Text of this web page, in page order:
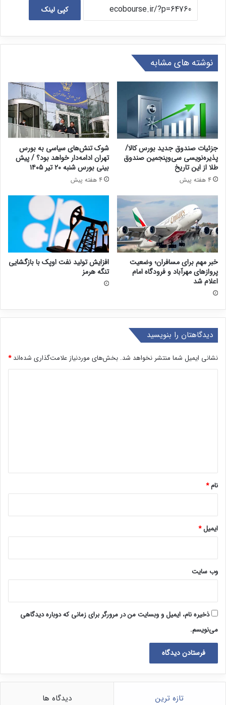
کپی لینک
نوشته های مشابه
جزئیات صندوق جدید بورس کالا/
پذیره‌نویسی سی‌وپنجمین صندوق
طلا از این تاریخ
4 هفته پیش
شوک تنش‌های سیاسی به بورس
تهران ادامه‌دار خواهد بود؟ / پیش
بینی بورس شنبه ۲۰ تیر ۱۴۰۵
4 هفته پیش
خبر مهم برای مسافران؛ وضعیت
پروازهای مهرآباد و فرودگاه امام
اعلام شد
افزایش تولید نفت اوپک با بازگشایی
تنگه هرمز
دیدگاهتان را بنویسید
نشانی ایمیل شما منتشر نخواهد شد. بخش‌های موردنیاز علامت‌گذاری شده‌اند*
نام*
ایمیل*
وب‌ سایت
ذخیره نام، ایمیل و وبسایت من در مرورگر برای زمانی که دوباره دیدگاهی
می‌نویسم.
تازه ترین دیدگاه ها